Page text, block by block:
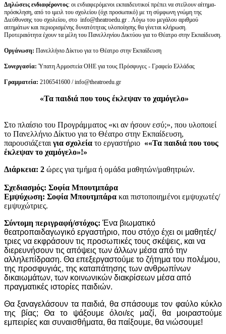
Δηλώσεις ενδιαφέροντος: οι ενδιαφερόμενοι εκπαιδευτικοί πρέπει να στείλουν αίτημα-
πρόσκληση, από το ιμειλ του σχολείου (όχι προσωπικό) με τη σύμφωνη γνώμη της
Διεύθυνσης του σχολείου, στο info@theatroedu.gr . Λόγω του μεγάλου αριθμού
αιτημάτων και περιορισμένης δυνατότητας υλοποίησης θα γίνεται κλήρωση.
Προτεραιότητα έχουν τα μέλη του Πανελληνίου Δικτύου για το Θέατρο στην Εκπαίδευση.
Οργάνωση: Πανελλήνιο Δίκτυο για το Θέατρο στην Εκπαίδευση
Συνεργασία:Ύπατη Αρμοστεία ΟΗΕ για τους Πρόσφυγες - Γραφείο Ελλάδας
Γραμματεία: 2106541600 / info@theatroedu.gr
«Τα παιδιά που τους έκλεψαν το χαμόγελο»
Στο πλαίσιο του Προγράμματος «κι αν ήσουν εσύ;», που υλοποιεί
το Πανελλήνιο Δίκτυο για το Θέατρο στην Εκπαίδευση,
παρουσιάζεται για σχολεία το εργαστήριο ««Τα παιδιά που τους
έκλεψαν το χαμόγελο»!»
Διάρκεια: 2 ώρες για τμήμα ή ομάδα μαθητών/μαθητριών.
Σχεδιασμός: Σοφία Μπουτμπάρα
Εμψύχωση: Σοφία Μπουτμπάρα και πιστοποιημένοι εμψυχωτές/
εμψυχώτριες.
Σύντομη περιγραφή/στόχος: Ένα βιωματικό
θεατροπαιδαγωγικό εργαστήριο, που στόχο έχει οι μαθητές/
τριες να εκφράσουν τις προσωπικές τους σκέψεις, και να
διερευνήσουν τις απόψεις των άλλων μέσα από την
αλληλεπίδραση. Θα επεξεργαστούμε το ζήτημα του πολέμου,
της προσφυγιάς, της καταπάτησης των ανθρωπίνων
δικαιωμάτων, των κοινωνικών διακρίσεων μέσα από
πραγματικές ιστορίες παιδιών.
Θα ξαναγελάσουν τα παιδιά, θα σπάσουμε τον φαύλο κύκλο
της βίας; Θα το ψάξουμε όλοι/ες μαζί, θα μοιραστούμε
εμπειρίες και συναισθήματα, θα παίξουμε, θα νιώσουμε!